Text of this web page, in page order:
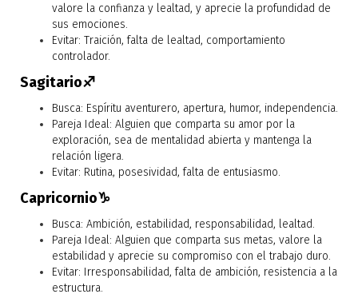
valore la confianza y lealtad, y aprecie la profundidad de
sus emociones.
Evitar: Traición, falta de lealtad, comportamiento
controlador.
Sagitario♐
Busca: Espíritu aventurero, apertura, humor, independencia.
Pareja Ideal: Alguien que comparta su amor por la
exploración, sea de mentalidad abierta y mantenga la
relación ligera.
Evitar: Rutina, posesividad, falta de entusiasmo.
Capricornio♑
Busca: Ambición, estabilidad, responsabilidad, lealtad.
Pareja Ideal: Alguien que comparta sus metas, valore la
estabilidad y aprecie su compromiso con el trabajo duro.
Evitar: Irresponsabilidad, falta de ambición, resistencia a la
estructura.